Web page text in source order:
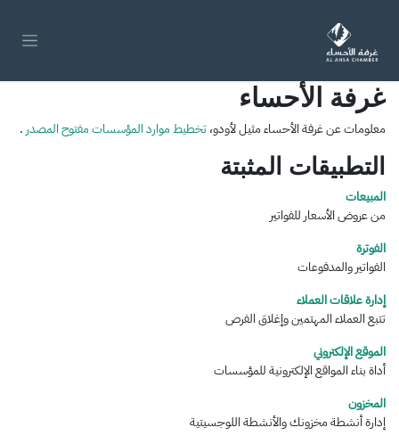
غرفة الأحساء
معلومات عن غرفة الأحساء مثيل لأودو،تخطيط موارد المؤسسات مفتوح المصدر .
التطبيقات المثبتة
المبيعات
من عروض الأسعار للفواتير
الفوترة
الفواتير والمدفوعات
إدارة علاقات العملاء
تتبع العملاء المهتمين وإغلاق الفرص
الموقع الإلكتروني
أداة بناء المواقع الإلكترونية للمؤسسات
المخزون
إدارة أنشطة مخزونك والأنشطة اللوجسيتية